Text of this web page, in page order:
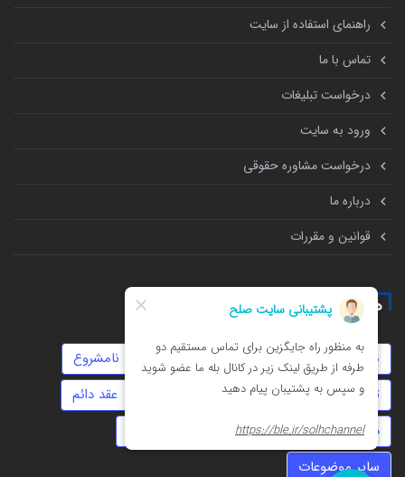
راهنمای استفاده از سایت
تماس با ما
درخواست تبلیغات
ورود به سایت
درخواست مشاوره حقوقی
درباره ما
قوانین و مقررات
همه چیز درباره
مهاجرت سرقت عقد موقت
روابط نامشروع
ثبت شرکت
چک موجر و مستاجر
عقد دائم
داوری
توهین حضانت
سایر موضوعات